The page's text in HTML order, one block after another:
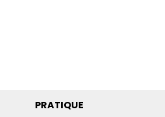
PRATIQUE